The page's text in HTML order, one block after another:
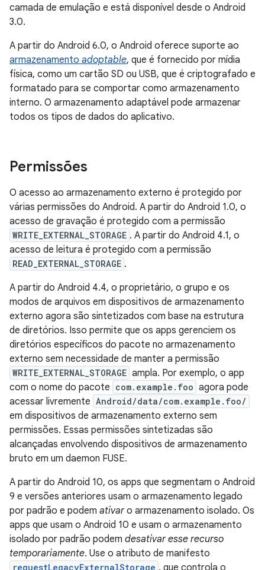
camada de emulação e está disponível desde o Android
3.0.
A partir do Android 6.0, o Android oferece suporte ao
armazenamento adoptable, que é fornecido por mídia
física, como um cartão SD ou USB, que é criptografado e
formatado para se comportar como armazenamento
interno. O armazenamento adaptável pode armazenar
todos os tipos de dados do aplicativo.
Permissões
O acesso ao armazenamento externo é protegido por
várias permissões do Android. A partir do Android 1.0, o
acesso de gravação é protegido com a permissão
WRITE_EXTERNAL_STORAGE . A partir do Android 4.1, o
acesso de leitura é protegido com a permissão
READ_EXTERNAL_STORAGE .
A partir do Android 4.4, o proprietário, o grupo e os
modos de arquivos em dispositivos de armazenamento
externo agora são sintetizados com base na estrutura
de diretórios. Isso permite que os apps gerenciem os
diretórios específicos do pacote no armazenamento
externo sem necessidade de manter a permissão
WRITE_EXTERNAL_STORAGE ampla. Por exemplo, o app
com o nome do pacote com.example.foo agora pode
acessar livremente Android/data/com.example.foo/
em dispositivos de armazenamento externo sem
permissões. Essas permissões sintetizadas são
alcançadas envolvendo dispositivos de armazenamento
bruto em um daemon FUSE.
A partir do Android 10, os apps que segmentam o Android
9 e versões anteriores usam o armazenamento legado
por padrão e podem ativaro armazenamento isolado. Os
apps que usam o Android 10 e usam o armazenamento
isolado por padrão podem desativar esse recurso
temporariamente. Use o atributo de manifesto
requestLegacyExternalStorage , que controla o